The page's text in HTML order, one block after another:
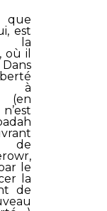
que
est
la
où il
à
de
,
le
la
de